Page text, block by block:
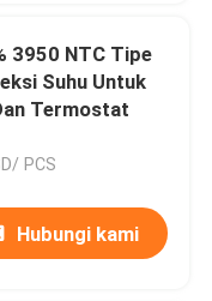
3950 NTC Tipe
Suhu Untuk
Termostat
PCS
Hubungi kami